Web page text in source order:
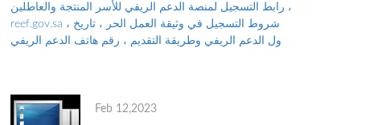
رابط التسجيل لمنصة الدعم الريفي للأسر المنتجة والعاطلين ،
reef.gov.sa ، شروط التسجيل في وثيقة العمل الحر ، تاريخ
نزول الدعم الريفي وطريقة التقديم ، رقم هاتف الدعم الريفي
Feb 12,2023